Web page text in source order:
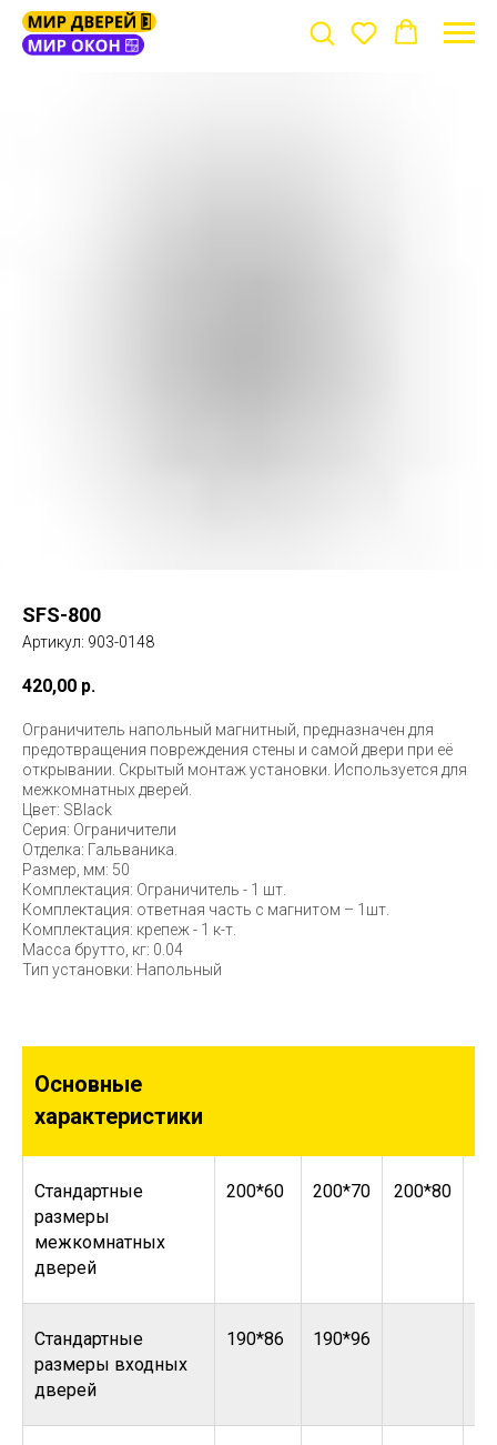
SFS-800
Артикул: 903-0148
420,00 р.
Ограничитель напольный магнитный, предназначен для
предотвращения повреждения стены и самой двери при её
открывании. Скрытый монтаж установки. Используется для
межкомнатных дверей.
Цвет: SBlack
Серия: Ограничители
Отделка: Гальваника.
Размер, мм: 50
Комплектация: Ограничитель - 1 шт.
Комплектация: ответная часть с магнитом – 1шт.
Комплектация: крепеж - 1 к-т.
Масса брутто, кг: 0.04
Тип установки: Напольный
Основные
характеристики
Стандартные
размеры
межкомнатных
дверей
200*60 200*70 200*80
Стандартные
размеры входных
дверей
190*86 190*96